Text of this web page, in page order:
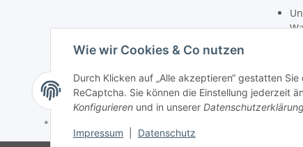
* Alle Preise inkl. gesetzlicher USt., zzgl.
Wie wir Cookies & Co nutzen
Durch Klicken auf „Alle akzeptieren“ gestatten
ReCaptcha. Sie können die Einstellung jederzeit
Konfigurieren und in unserer Datenschutzerklärung
Impressum Datenschutz